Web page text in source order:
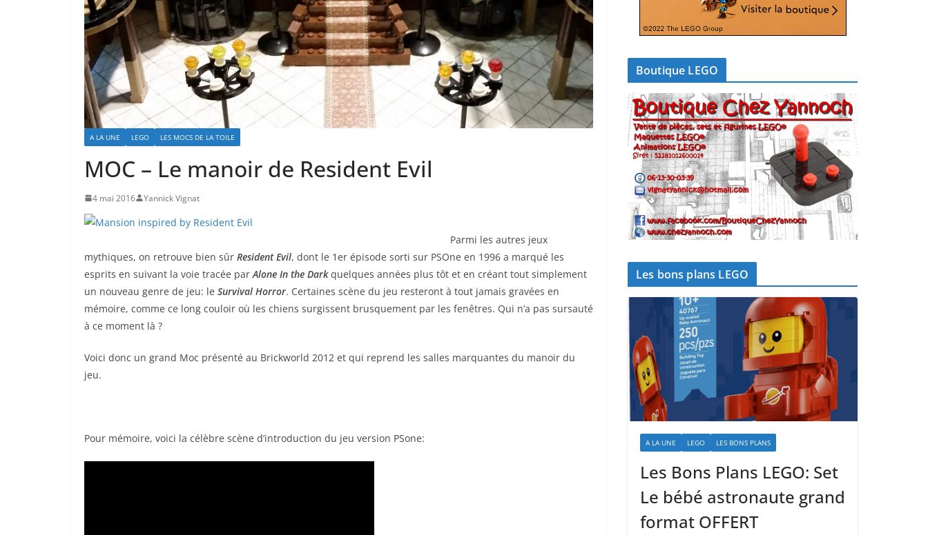
A LA UNE LEGO LES MOCS DE LA TOILE
MOC – Le manoir de Resident Evil
4 mai 2016 Yannick Vignat
Parmi les autres jeux
mythiques, on retrouve bien sûr Resident Evil, dont le 1er épisode sorti sur PSOne en 1996 a marqué les
esprits en suivant la voie tracée par Alone In the Darkquelques années plus tôt et en créant tout simplement
un nouveau genre de jeu: le Survival Horror. Certaines scène du jeu resteront à tout jamais gravées en
mémoire, comme ce long couloir où les chiens surgissent brusquement par les fenêtres. Qui n’a pas sursauté
à ce moment là ?
Voici donc un grand Moc présenté au Brickworld 2012 et qui reprend les salles marquantes du manoir du
jeu.
Pour mémoire, voici la célèbre scène d’introduction du jeu version PSone:
Boutique LEGO
Les bons plans LEGO
A LA UNE LEGO LES BONS PLANS
Les Bons Plans LEGO: Set
Le bébé astronaute grand
format OFFERT